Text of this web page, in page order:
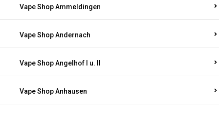
Vape Shop Ammeldingen
Vape Shop Andernach
Vape Shop Angelhof I u. II
Vape Shop Anhausen